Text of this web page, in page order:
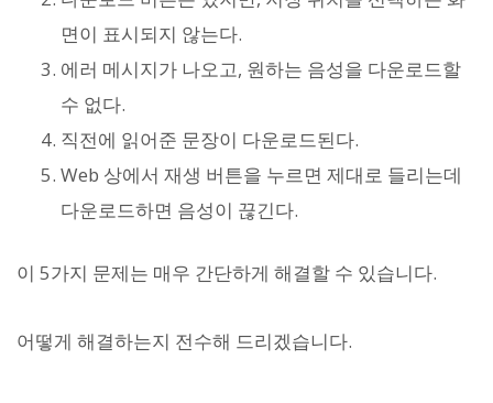
면이 표시되지 않는다.
에러 메시지가 나오고, 원하는 음성을 다운로드할
수 없다.
직전에 읽어준 문장이 다운로드된다.
Web 상에서 재생 버튼을 누르면 제대로 들리는데
다운로드하면 음성이 끊긴다.
이 5가지 문제는 매우 간단하게 해결할 수 있습니다.
어떻게 해결하는지 전수해 드리겠습니다.